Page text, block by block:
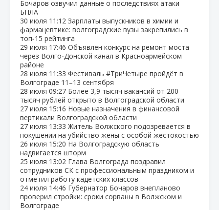
Бочаров озвучил данные о последствиях атаки
БПЛА
30 июля 11:12 Зарплаты выпускников в химии и
фармацевтике: волгоградские вузы закрепились в
топ‑15 рейтинга
29 июля 17:46 Объявлен конкурс на ремонт моста
через Волго‑Донской канал в Красноармейском
районе
28 июля 11:33 Фестиваль #ТриЧетыре пройдёт в
Волгограде 11–13 сентября
28 июля 09:27 Более 3,9 тысяч вакансий от 200
тысяч рублей открыто в Волгоградской области
27 июля 15:16 Новые назначения в финансовой
вертикали Волгоградской области
27 июля 13:33 Житель Волжского подозревается в
покушении на убийство жены с особой жестокостью
26 июля 15:20 На Волгоградскую область
надвигается шторм
25 июля 13:02 Глава Волгограда поздравил
сотрудников СК с профессиональным праздником и
отметил работу кадетских классов
24 июля 14:46 Губернатор Бочаров внепланово
проверил стройки: сроки сорваны в Волжском и
Волгограде